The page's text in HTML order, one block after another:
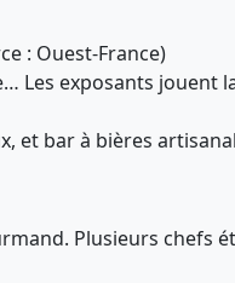
: Ouest-France)
Les exposants jouent
et bar à bières
Plusieurs chefs